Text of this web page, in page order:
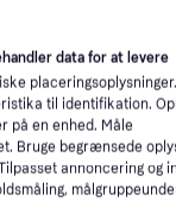
data for at levere
til identifikation.
på en enhed. Måle
Bruge begrænsede
annoncering og